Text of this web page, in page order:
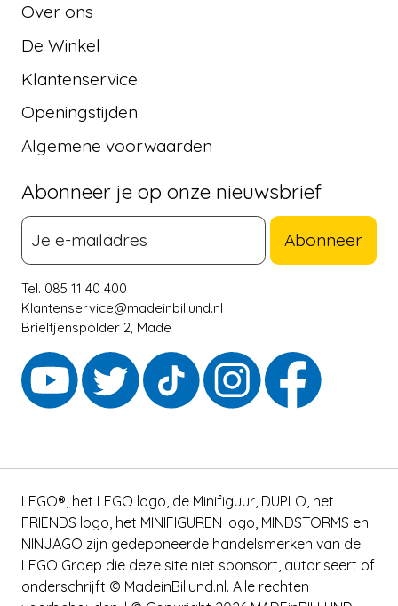
Over ons
De Winkel
Klantenservice
Openingstijden
Algemene voorwaarden
Abonneer je op onze nieuwsbrief
Abonneer
Tel. 085 11 40 400
Klantenservice@madeinbillund.nl
Brieltjenspolder 2, Made
LEGO®, het LEGO logo, de Minifiguur, DUPLO, het
FRIENDS logo, het MINIFIGUREN logo, MINDSTORMS en
NINJAGO zijn gedeponeerde handelsmerken van de
LEGO Groep die deze site niet sponsort, autoriseert of
onderschrijft © MadeinBillund.nl. Alle rechten